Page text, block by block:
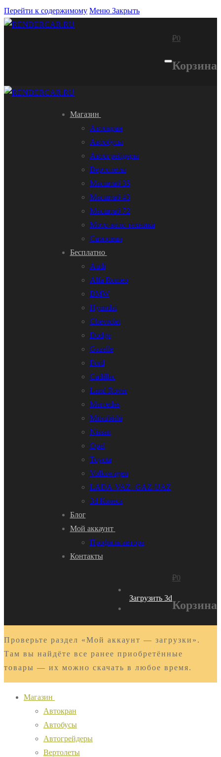
Перейти к содержимому Меню Закрыть
₽0
Корзина
Магазин
Автокран
Автобусы
Автогрейдеры
Вертолеты
Масштаб 35
Масштаб 43
Масштаб 72
Мото-вело техника
Самосвал
Бесплатно
Audi
Alfa Romeo
BMW
Hyundai
Chevrolet
Dodge
Gazelle
Ford
Cadillac
Land Rover
Mercedes
Mitsubishi
Nissan
Opel
Toyota
Volkswagen
LADA-VAZ- GAZ-UAZ
3d Колеса
Блог
Мой аккаунт
Профиль автора
Контакты
Загрузить 3d
₽0
Корзина
Проверьте раздел «Мой аккаунт — загрузки».
Там вы найдёте все ранее приобретённые
товары — их можно скачать в любое время.
Магазин
Автокран
Автобусы
Автогрейдеры
Вертолеты